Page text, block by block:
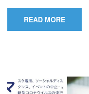
READ MORE